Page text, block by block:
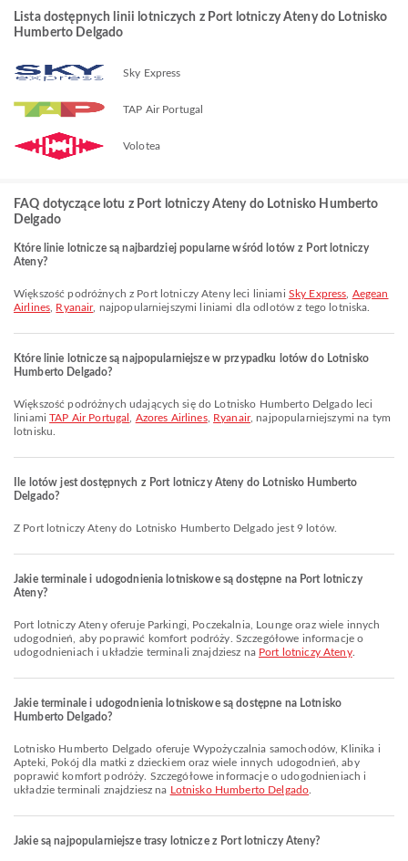
Lista dostępnych linii lotniczych z Port lotniczy Ateny do Lotnisko
Humberto Delgado
Sky Express
TAP Air Portugal
Volotea
FAQ dotyczące lotu z Port lotniczy Ateny do Lotnisko Humberto
Delgado
Które linie lotnicze są najbardziej popularne wśród lotów z Port lotniczy
Ateny?
Większość podróżnych z Port lotniczy Ateny leci liniami Sky Express Aegean
Airlines Ryanair, najpopularniejszymi liniami dla odlotów z tego lotniska.
Które linie lotnicze są najpopularniejsze w przypadku lotów do Lotnisko
Humberto Delgado?
Większość podróżnych udających się do Lotnisko Humberto Delgado leci
liniamiTAP Air Portugal Azores Airlines, Ryanair, najpopularniejszymi na tym
lotnisku.
Ile lotów jest dostępnych z Port lotniczy Ateny do Lotnisko Humberto
Delgado?
Z Port lotniczy Ateny do Lotnisko Humberto Delgado jest 9 lotów.
Jakie terminale i udogodnienia lotniskowe są dostępne na Port lotniczy
Ateny?
Port lotniczy Ateny oferuje Parkingi, Poczekalnia, Lounge oraz wiele innych
udogodnień, aby poprawić komfort podróży. Szczegółowe informacje o
udogodnieniach i układzie terminali znajdziesz na Port lotniczy Ateny.
Jakie terminale i udogodnienia lotniskowe są dostępne na Lotnisko
Humberto Delgado?
Lotnisko Humberto Delgado oferuje Wypożyczalnia samochodów, Klinika i
Apteki, Pokój dla matki z dzieckiem oraz wiele innych udogodnień, aby
poprawić komfort podróży. Szczegółowe informacje o udogodnieniach i
układzie terminali znajdziesz na Lotnisko Humberto Delgado
Jakie są najpopularniejsze trasy lotnicze z Port lotniczy Ateny?